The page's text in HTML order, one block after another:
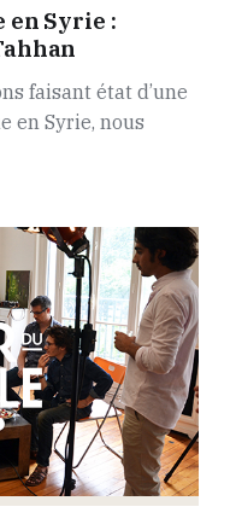
Syrie :
faisant état d’une
en Syrie, nous